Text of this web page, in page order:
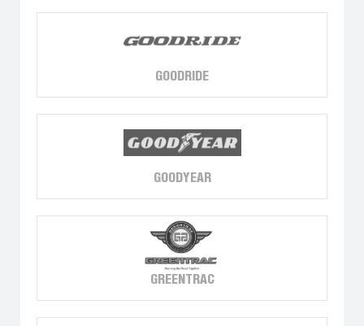
GOODRIDE
GOODYEAR
GREENTRAC